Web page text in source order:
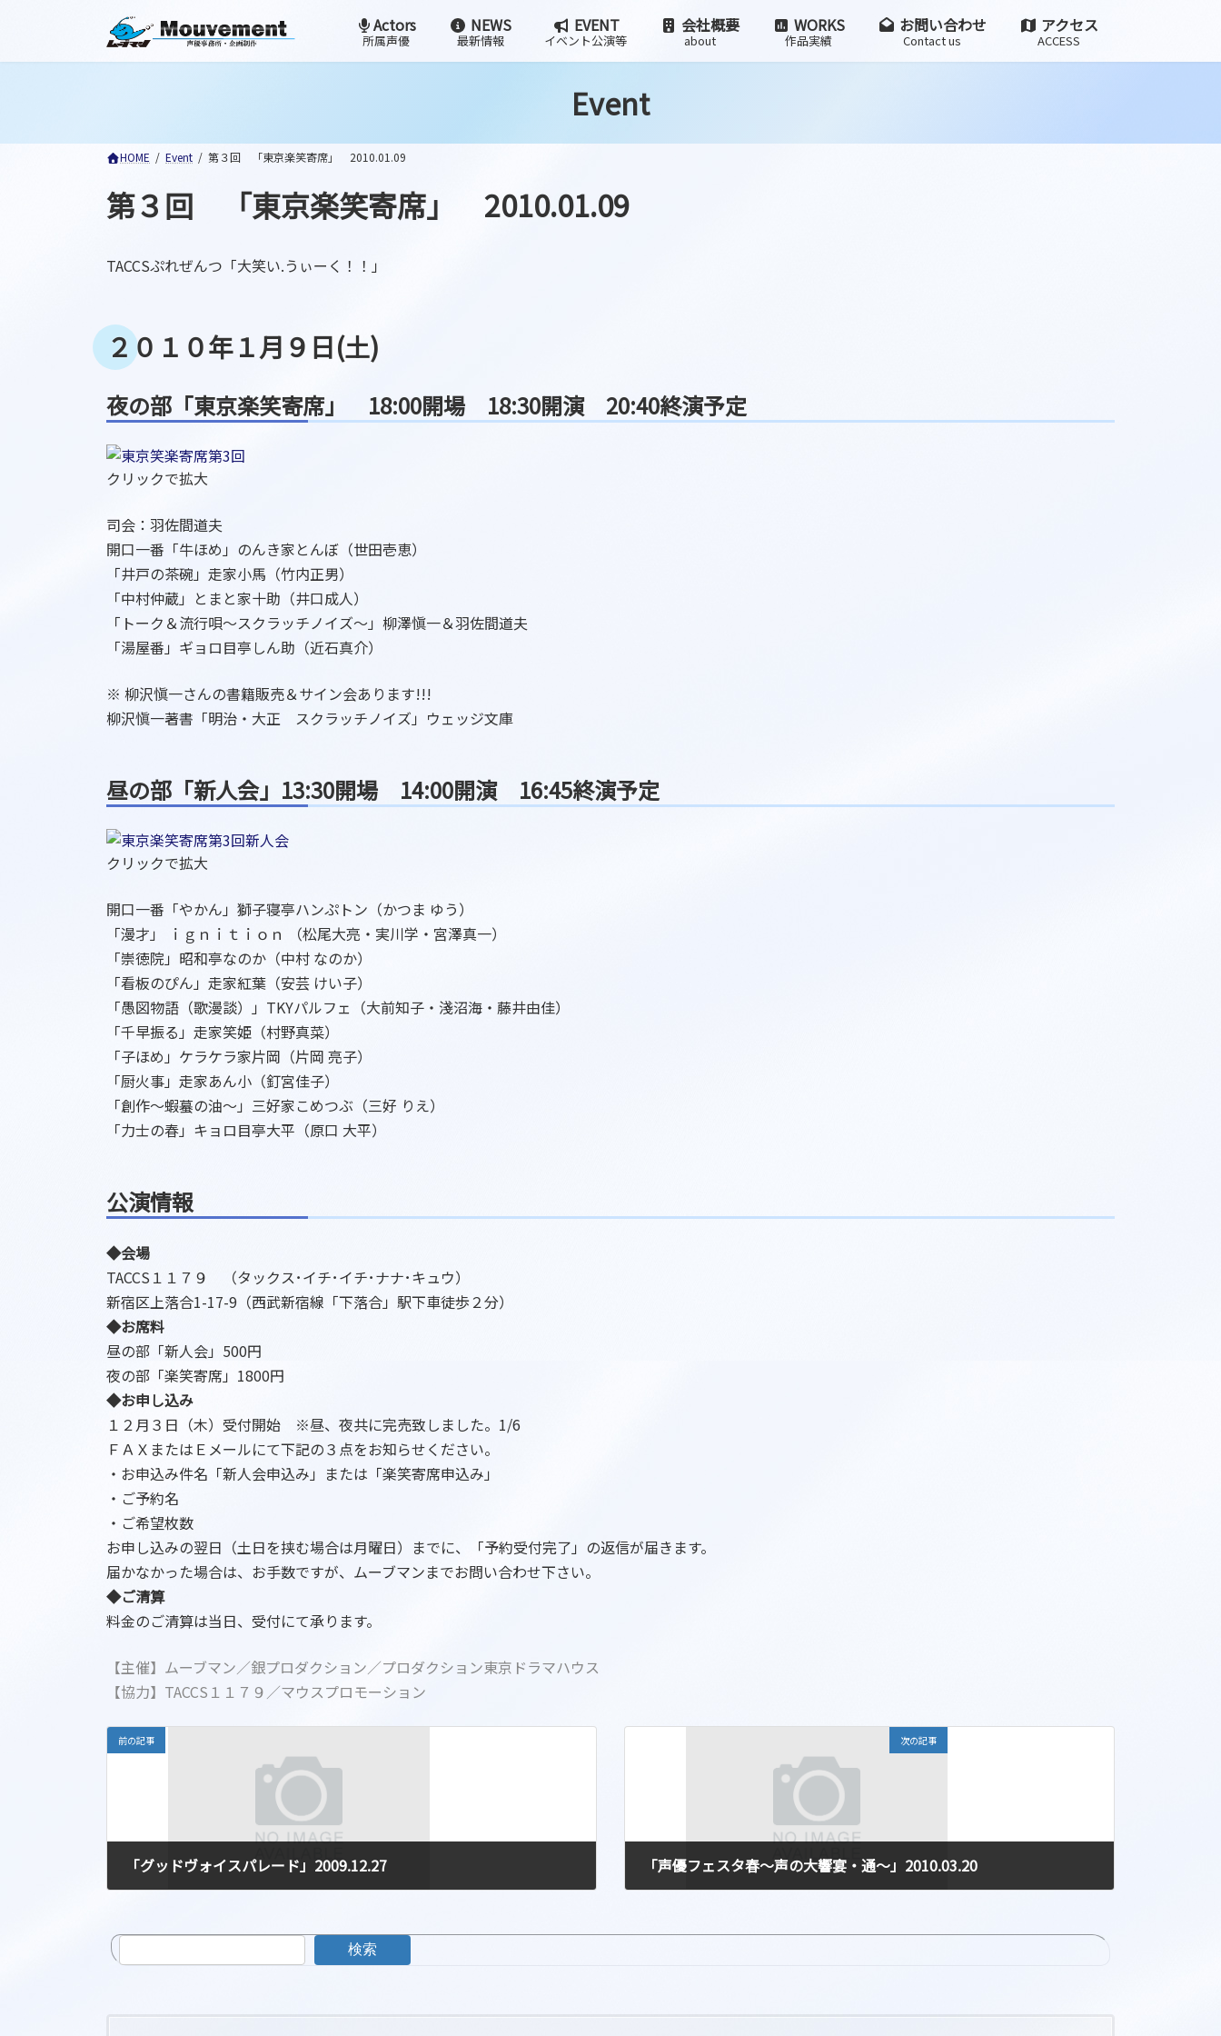
ス
ン
Actors
所属声優
NEWS
最新情報
EVENT
イベント公演等
会社概要
about
WORKS
作品実績
お問い合わせ
Contact us
アクセス
ACCESS
Event
HOME Event 第３回 「東京楽笑寄席」 2010.01.09
第３回 「東京楽笑寄席」 2010.01.09
TACCSぷれぜんつ「大笑い.うぃーく！！」
２０１０年１月９日(土)
夜の部「東京楽笑寄席」 18:00開場 18:30開演 20:40終演予定
クリックで拡大
司会：羽佐間道夫
開口一番「牛ほめ」のんき家とんぼ（世田壱恵）
「井戸の茶碗」走家小馬（竹内正男）
「中村仲蔵」とまと家十助（井口成人）
「トーク＆流行唄～スクラッチノイズ～」柳澤愼一＆羽佐間道夫
「湯屋番」ギョロ目亭しん助（近石真介）
※ 柳沢愼一さんの書籍販売＆サイン会あります!!!
柳沢愼一著書「明治・大正 スクラッチノイズ」ウェッジ文庫
昼の部「新人会」 13:30開場 14:00開演 16:45終演予定
クリックで拡大
開口一番「やかん」獅子寝亭ハンぷトン（かつま ゆう）
「漫才」 ｉｇｎｉｔｉｏｎ （松尾大亮・実川学・宮澤真一）
「崇徳院」昭和亭なのか（中村 なのか）
「看板のぴん」走家紅葉（安芸 けい子）
「愚図物語（歌漫談）」TKYパルフェ（大前知子・淺沼海・藤井由佳）
「千早振る」走家笑姫（村野真菜）
「子ほめ」ケラケラ家片岡（片岡 亮子）
「厨火事」走家あん小（釘宮佳子）
「創作～蝦蟇の油～」三好家こめつぶ（三好 りえ）
「力士の春」キョロ目亭大平（原口 大平）
公演情報
◆会場
TACCS１１７９ （タックス･イチ･イチ･ナナ･キュウ）
新宿区上落合1-17-9（西武新宿線「下落合」駅下車徒歩２分）
◆お席料
昼の部「新人会」500円
夜の部「楽笑寄席」1800円
◆お申し込み
１２月３日（木）受付開始 ※昼、夜共に完売致しました。1/6
ＦＡＸまたはＥメールにて下記の３点をお知らせください。
・お申込み件名「新人会申込み」または「楽笑寄席申込み」
・ご予約名
・ご希望枚数
お申し込みの翌日（土日を挟む場合は月曜日）までに、「予約受付完了」の返信が届きます。
届かなかった場合は、お手数ですが、ムーブマンまでお問い合わせ下さい。
◆ご清算
料金のご清算は当日、受付にて承ります。
【主催】ムーブマン／銀プロダクション／プロダクション東京ドラマハウス
【協力】TACCS１１７９／マウスプロモーション
前の記事
「グッドヴォイスパレード」2009.12.27
次の記事
「声優フェスタ春～声の大響宴・通～」2010.03.20
検索